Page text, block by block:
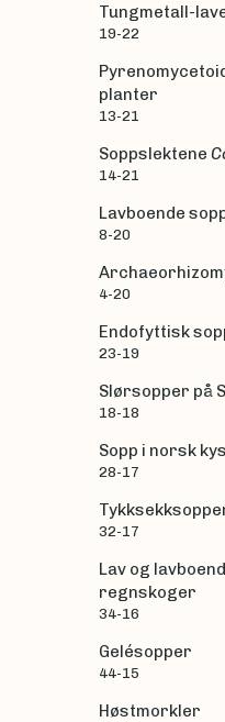
Tungmetall-
19-22
planter
13-21
Soppslektene
14-21
Lavboende
8-20
4-20
Endofyttisk
23-19
Slørsopper på
18-18
Sopp i norsk
28-17
32-17
Lav og
regnskoger
34-16
Gelésopper
44-15
Høstmorkler